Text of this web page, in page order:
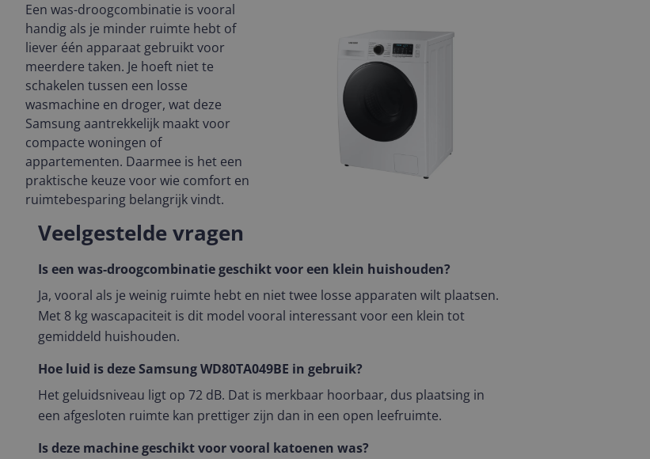
Een was-droogcombinatie is vooral
handig als je minder ruimte hebt of
liever één apparaat gebruikt voor
meerdere taken. Je hoeft niet te
schakelen tussen een losse
wasmachine en droger, wat deze
Samsung aantrekkelijk maakt voor
compacte woningen of
appartementen. Daarmee is het een
praktische keuze voor wie comfort en
ruimtebesparing belangrijk vindt.
Veelgestelde vragen
Is een was-droogcombinatie geschikt voor een klein huishouden?
Ja, vooral als je weinig ruimte hebt en niet twee losse apparaten wilt plaatsen.
Met 8 kg wascapaciteit is dit model vooral interessant voor een klein tot
gemiddeld huishouden.
Hoe luid is deze Samsung WD80TA049BE in gebruik?
Het geluidsniveau ligt op 72 dB. Dat is merkbaar hoorbaar, dus plaatsing in
een afgesloten ruimte kan prettiger zijn dan in een open leefruimte.
Is deze machine geschikt voor vooral katoenen was?